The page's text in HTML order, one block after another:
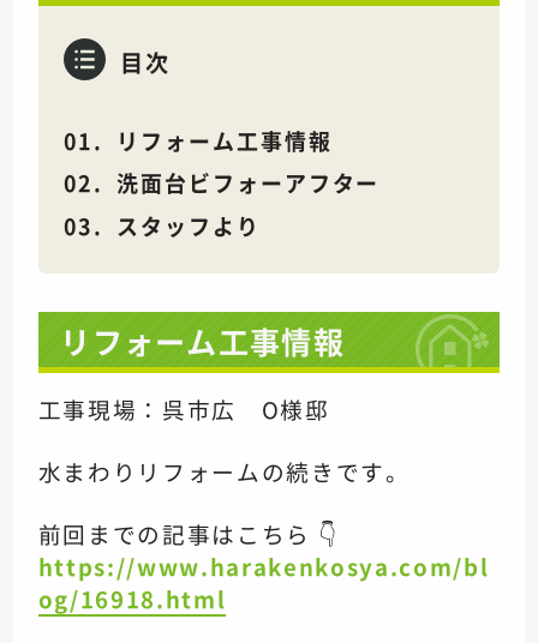
目次
リフォーム工事情報
洗面台ビフォーアフター
スタッフより
リフォーム工事情報
工事現場：呉市広 O様邸
水まわりリフォームの続きです。
前回までの記事はこちら 👇
https://www.harakenkosya.com/bl
og/16918.html